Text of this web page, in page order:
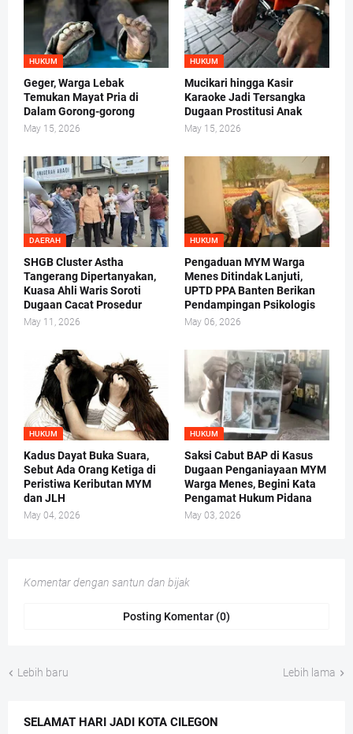
HUKUM
Geger, Warga Lebak
Temukan Mayat Pria di
Dalam Gorong-gorong
May 15, 2026
HUKUM
Mucikari hingga Kasir
Karaoke Jadi Tersangka
Dugaan Prostitusi Anak
May 15, 2026
DAERAH
SHGB Cluster Astha
Tangerang Dipertanyakan,
Kuasa Ahli Waris Soroti
Dugaan Cacat Prosedur
May 11, 2026
HUKUM
Pengaduan MYM Warga
Menes Ditindak Lanjuti,
UPTD PPA Banten Berikan
Pendampingan Psikologis
May 06, 2026
HUKUM
Kadus Dayat Buka Suara,
Sebut Ada Orang Ketiga di
Peristiwa Keributan MYM
dan JLH
May 04, 2026
HUKUM
Saksi Cabut BAP di Kasus
Dugaan Penganiayaan MYM
Warga Menes, Begini Kata
Pengamat Hukum Pidana
May 03, 2026
Komentar dengan santun dan bijak
Posting Komentar (0)
Lebih baru Lebih lama
SELAMAT HARI JADI KOTA CILEGON